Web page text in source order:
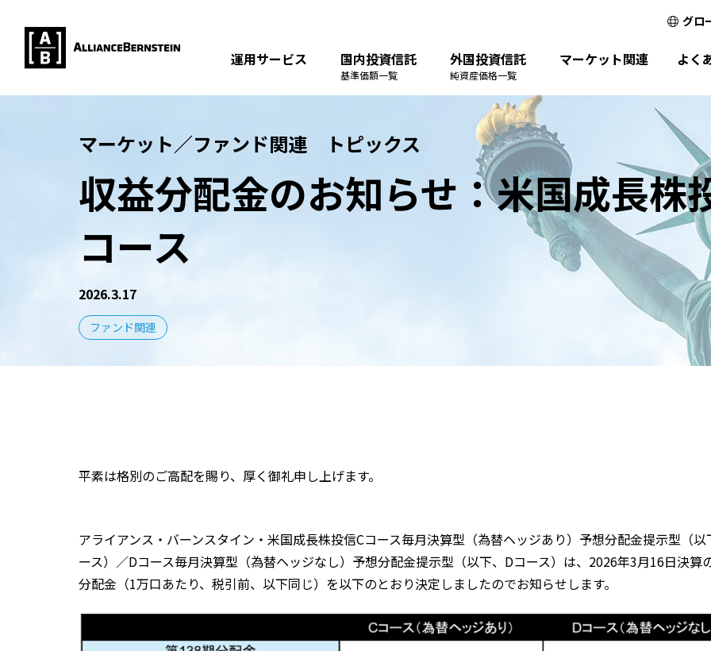
グロ
運用サービス 国内投資信託
基準価額一覧
外国投資信託
純資産価格一覧
マーケット関連 よく
マーケット／ファンド関連 トピックス
収益分配金のお知らせ：米国成長株
コース
2026.3.17
ファンド関連
平素は格別のご高配を賜り、厚く御礼申し上げます。
アライアンス・バーンスタイン・米国成長株投信Cコース毎月決算型（為替ヘッジあり）予想分配金提示型（以
ース）／Dコース毎月決算型（為替ヘッジなし）予想分配金提示型（以下、Dコース）は、2026年3月16日決算
分配金（1万口あたり、税引前、以下同じ）を以下のとおり決定しましたのでお知らせします。